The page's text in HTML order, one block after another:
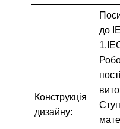
Конструкція
дизайну:
до